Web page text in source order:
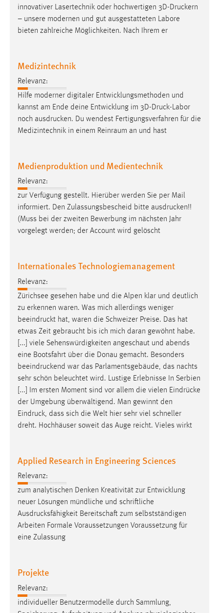
innovativer Lasertechnik oder hochwertigen 3D-Druckern
– unsere modernen und gut ausgestatteten Labore
bieten zahlreiche Möglichkeiten. Nach Ihrem er
Medizintechnik
Relevanz:
Hilfe moderner digitaler Entwicklungsmethoden und
kannst am Ende deine Entwicklung im 3D-Druck-Labor
noch ausdrucken. Du wendest Fertigungsverfahren für die
Medizintechnik in einem Reinraum an und hast
Medienproduktion und Medientechnik
Relevanz:
zur Verfügung gestellt. Hierüber werden Sie per Mail
informiert. Den Zulassungsbescheid bitte ausdrucken!!
(Muss bei der zweiten Bewerbung im nächsten Jahr
vorgelegt werden; der Account wird gelöscht
Internationales Technologiemanagement
Relevanz:
Zürichsee gesehen habe und die Alpen klar und deutlich
zu erkennen waren. Was mich allerdings weniger
beeindruckt hat, waren die Schweizer Preise. Das hat
etwas Zeit gebraucht bis ich mich daran gewöhnt habe.
[...] viele Sehenswürdigkeiten angeschaut und abends
eine Bootsfahrt über die Donau gemacht. Besonders
beeindruckend war das Parlamentsgebäude, das nachts
sehr schön beleuchtet wird. Lustige Erlebnisse In Serbien
[...] Im ersten Moment sind vor allem die vielen Eindrücke
der Umgebung überwältigend. Man gewinnt den
Eindruck, dass sich die Welt hier sehr viel schneller
dreht. Hochhäuser soweit das Auge reicht. Vieles wirkt
Applied Research in Engineering Sciences
Relevanz:
zum analytischen Denken Kreativität zur Entwicklung
neuer Lösungen mündliche und schriftliche
Ausdrucksfähigkeit Bereitschaft zum selbstständigen
Arbeiten Formale Voraussetzungen Voraussetzung für
eine Zulassung
Projekte
Relevanz:
individueller Benutzermodelle durch Sammlung,
Name:
MibewSessionID, MIBEW_UserID, mibew_locale, mibew-
chat-frame-style-5e9dbeb1811c0446
MibewSessionID, mibew-chat-frame-style-
5e9dbeb1811c0446 = Sitzungslaufzeit, mibew_locale = 3
Jahre, MIBEW_UserID = 1 Jahr
Login
fe_user, be_user, be_lastLoginProvider
Zweck:
Dieser Cookie ist notwendig um sich an der Website
einloggen zu können.
Cookie Laufzeit:
24 Stunden
STATISTIK
Statistik Cookies erfassen Informationen anonym.
Diese Informationen helfen uns zu verstehen, wie
unsere Besucher unsere Website nutzen.
Matomo
Name:
_pk_ref, _pk_cvar, _pk_id, _pk_ses
Zweck:
Zugriffsstatistik
Cookie Laufzeit:
Max. 13 Monate
MARKETING
Marketing Cookies werden von Drittanbietern
verwendet, um personalisierte Werbung anzuzeigen.
Sie tun dies, indem sie Besucher über Websites
hinweg verfolgen.
Google Ads
Google Ireland Limited